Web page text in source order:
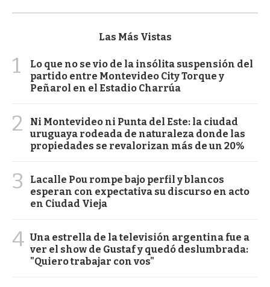
Las Más Vistas
1
Lo que no se vio de la insólita suspensión del
partido entre Montevideo City Torque y
Peñarol en el Estadio Charrúa
2
Ni Montevideo ni Punta del Este: la ciudad
uruguaya rodeada de naturaleza donde las
propiedades se revalorizan más de un 20%
3
Lacalle Pou rompe bajo perfil y blancos
esperan con expectativa su discurso en acto
en Ciudad Vieja
4 Una estrella de la televisión argentina fue a
ver el show de Gustaf y quedó deslumbrada:
"Quiero trabajar con vos"